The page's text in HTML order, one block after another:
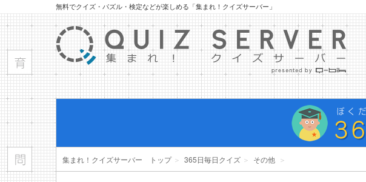
無料でクイズ・パズル・検定などが楽しめる「集まれ！クイズサーバー」
集まれ！クイズサーバー トップ＞ 365日毎日クイズ ＞ その他 ＞